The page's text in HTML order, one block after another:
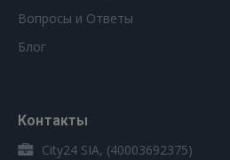
Вопросы и Ответы
Блог
Контакты
City24 SIA, (40003692375)